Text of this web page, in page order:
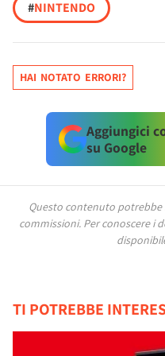
#NINTENDO
HAI NOTATO ERRORI?
Aggiungici
su Google
Questo contenuto potrebbe
commissioni. Per conoscere i
TI POTREBBE